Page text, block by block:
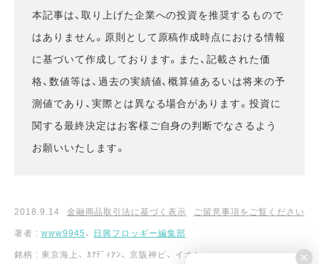
本記事は、取り上げた企業への投資を推奨するもので
はありません。原則として原稿作成時点における情報
に基づいて作成しております。また、記載された価
格、数値等は、過去の実績値、概算値あるいは将来の予
測値であり、実際とは異なる場合があります。投資に
関する最終決定はお客様ご自身の判断でなさるよう
お願いいたします。
2018.9.14 金融商品取引法に基づく表示
ご留意事項をご覧ください
著者 : www9945、 日興フロッギー編集部
銘柄 : 東京海上、 ｶﾅﾃﾞｨｱﾝ、京阪神ビ、 イオン close